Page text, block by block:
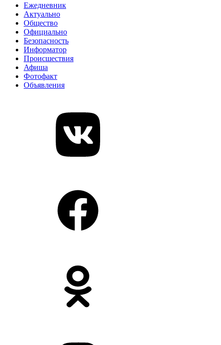
Ежедневник
Актуально
Общество
Официально
Безопасность
Информатор
Происшествия
Афиша
Фотофакт
Объявления